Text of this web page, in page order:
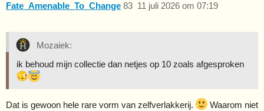
Fate_Amenable_To_Change 11 juli 2026 om 07:19
83
Mozaiek:
ik behoud mijn collectie dan netjes op 10 zoals afgesproken
Dat is gewoon hele rare vorm van zelfverlakkerij.
Waarom niet